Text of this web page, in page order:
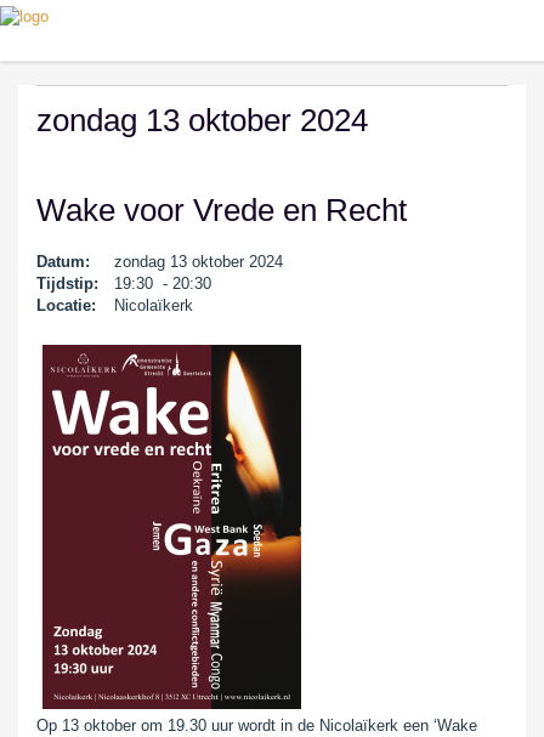
zondag 13 oktober 2024
Wake voor Vrede en Recht
Datum:
zondag 13 oktober 2024
Tijdstip:
19:30 - 20:30
Locatie:
Nicolaïkerk
Op 13 oktober om 19.30 uur wordt in de Nicolaïkerk een ‘Wake